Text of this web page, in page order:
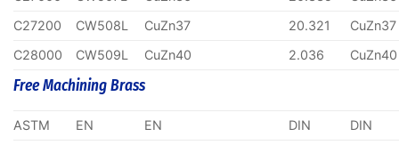
C27200
CW508L CuZn37 20.321
CuZn37
C28000
CW509L CuZn40 2.036 CuZn40
Free Machining Brass
ASTM EN EN DIN
DIN